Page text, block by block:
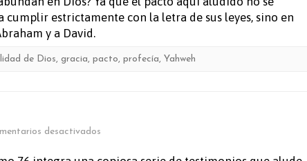
estrictamente con la letra de sus leyes, sino en
y a David.
de Dios, gracia, pacto, profecía, Yahweh
desactivados
Salmo